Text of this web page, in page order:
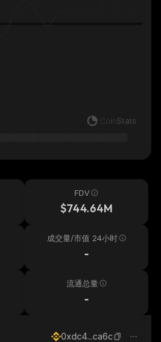
FDV
$744.64M
成交量/市值 24小时
-
流通总量
-
0xdc4...ca6c